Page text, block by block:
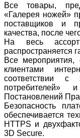
Все товары,
«Галерея ножей»
поставщиков и
качества, после
На весь
распространяется
Все
клиентами
соответствии
потребителей»
Постановлений
Безопасность
обеспечивается
HTTPS и
3D Secure.